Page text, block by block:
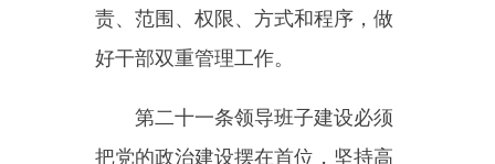
第二十四条建立健全以德为
先、任人唯贤、人事相宜的选拔任
关作用，把政治标准放在首位，严
把政治关、品行关、能力关、作风